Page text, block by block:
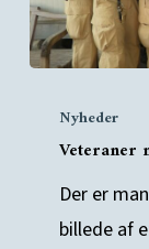
med
andre
uniformer
Nyheder
Veteraner
Der er
billede af